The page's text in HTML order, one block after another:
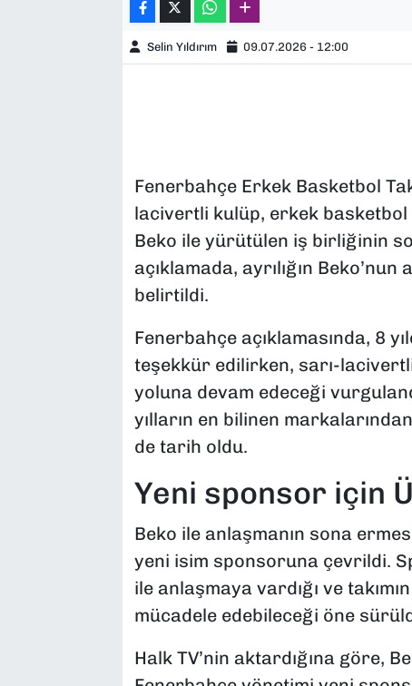
Selin Yıldırım 09.07.2026 - 12:00
Fenerbahçe Erkek Basketbol
lacivertli kulüp, erkek basketbol
Beko ile yürütülen iş birliğinin
açıklamada, ayrılığın
belirtildi.
Fenerbahçe açıklamasında, 8
teşekkür edilirken, sarı-lacivertli
yoluna devam edeceği
yılların en bilinen
de tarih oldu.
Yeni sponsor için
Beko ile anlaşmanın sona
yeni isim sponsoruna çevrildi.
ile anlaşmaya vardığı ve
mücadele edebileceği öne
Halk TV’nin aktardığına göre,